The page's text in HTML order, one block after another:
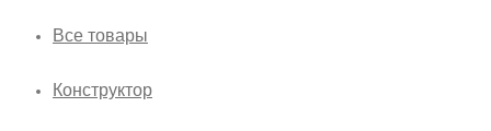
Все товары
Конструктор